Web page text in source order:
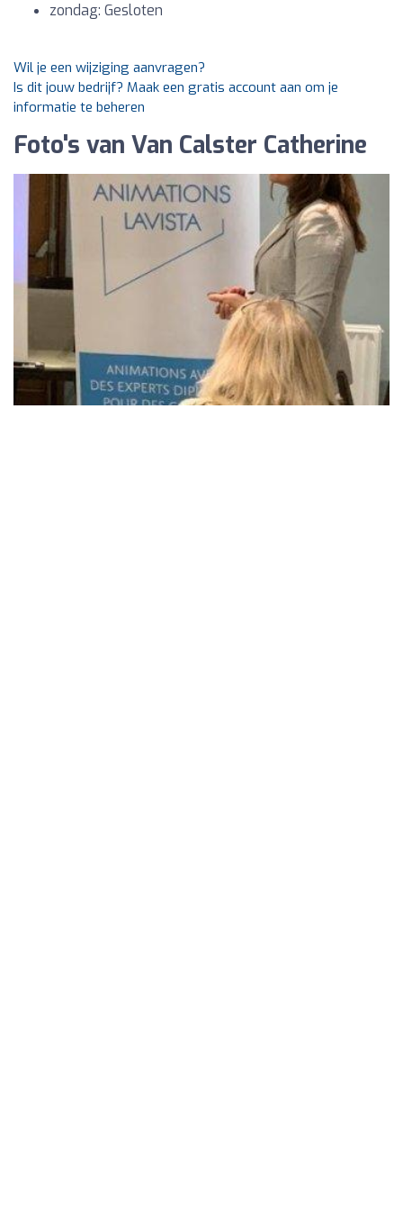
zondag: Gesloten
Wil je een wijziging aanvragen?
Is dit jouw bedrijf? Maak een gratis account aan om je
informatie te beheren
Foto's van Van Calster Catherine